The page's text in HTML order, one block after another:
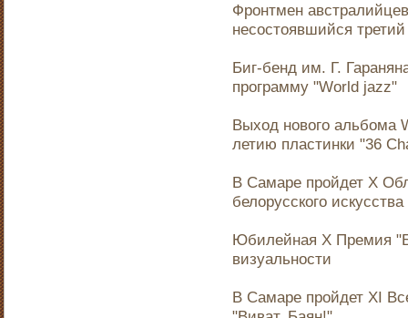
Фронтмен
несостоявшийся
Биг-бенд им. Г.
программу "World jazz"
Выход нового альбома
летию пластинки "36
В Самаре пройдет X
белорусского
Юбилейная X Премия
визуальности
В Самаре пройдет XI